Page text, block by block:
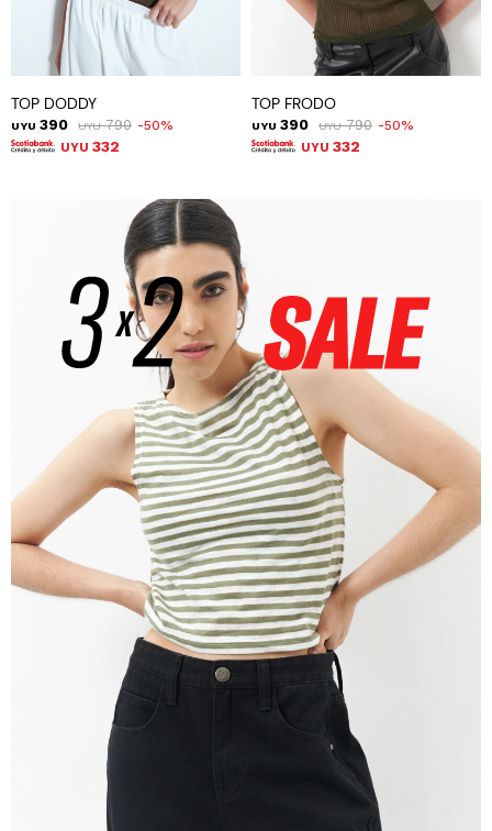
TOP DODDY
UYU 390 UYU 790 50
UYU 332
TOP FRODO
UYU 390 UYU 790 50
UYU 332